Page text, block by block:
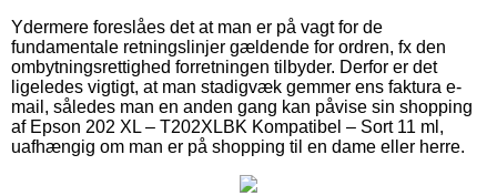
Ydermere foreslåes det at man er på vagt for de
fundamentale retningslinjer gældende for ordren, fx den
ombytningsrettighed forretningen tilbyder. Derfor er det
ligeledes vigtigt, at man stadigvæk gemmer ens faktura e-
mail, således man en anden gang kan påvise sin shopping
af Epson 202 XL – T202XLBK Kompatibel – Sort 11 ml,
uafhængig om man er på shopping til en dame eller herre.